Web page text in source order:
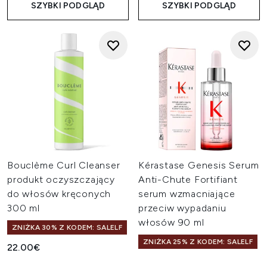
SZYBKI PODGLĄD SZYBKI PODGLĄD
Bouclème Curl Cleanser
produkt oczyszczający
do włosów kręconych
300 ml
ZNIŻKA 30% Z KODEM: SALELF
22.00€
Kérastase Genesis Serum
Anti-Chute Fortifiant
serum wzmacniające
przeciw wypadaniu
włosów 90 ml
ZNIŻKA 25% Z KODEM: SALELF